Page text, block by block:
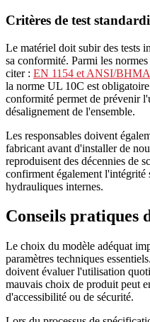
Critères de test
Le matériel doit subir des tests
sa conformité. Parmi les
citer : EN 1154 et ANSI/
la norme UL 10C est
conformité permet de prévenir
désalignement de l'ensemble.
Les responsables doivent
fabricant avant d'installer de
reproduisent des décennies de
confirment également l'intégrité
hydrauliques internes.
Conseils pratiques
Le choix du modèle adéquat
paramètres techniques
doivent évaluer l'utilisation
mauvais choix de produit peut
d'accessibilité ou de sécurité.